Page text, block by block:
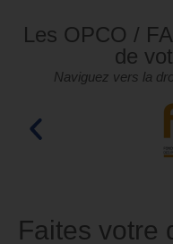
Les OPCO /
de
Naviguez vers la
Faites votre